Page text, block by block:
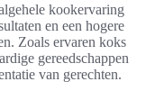
kookervaring
en een hogere
Zoals ervaren koks
gereedschappen
van gerechten.